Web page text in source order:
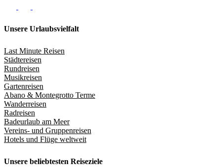
Unsere Urlaubsvielfalt
Last Minute Reisen
Städtereisen
Rundreisen
Musikreisen
Gartenreisen
Abano & Montegrotto Terme
Wanderreisen
Radreisen
Badeurlaub am Meer
Vereins- und Gruppenreisen
Hotels und Flüge weltweit
Unsere beliebtesten Reiseziele